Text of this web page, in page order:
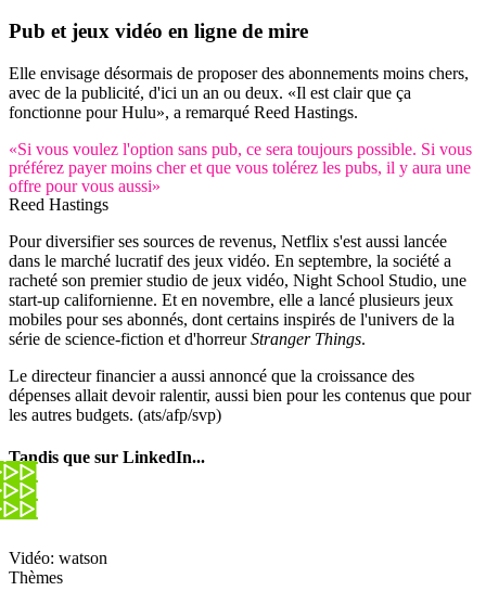
Pub et jeux vidéo en ligne de mire
Elle envisage désormais de proposer des abonnements moins chers,
avec de la publicité, d'ici un an ou deux. «Il est clair que ça
fonctionne pour Hulu», a remarqué Reed Hastings.
«Si vous voulez l'option sans pub, ce sera toujours possible. Si vous
préférez payer moins cher et que vous tolérez les pubs, il y aura une
offre pour vous aussi»
Reed Hastings
Pour diversifier ses sources de revenus, Netflix s'est aussi lancée
dans le marché lucratif des jeux vidéo. En septembre, la société a
racheté son premier studio de jeux vidéo, Night School Studio, une
start-up californienne. Et en novembre, elle a lancé plusieurs jeux
mobiles pour ses abonnés, dont certains inspirés de l'univers de la
série de science-fiction et d'horreurStranger Things.
Le directeur financier a aussi annoncé que la croissance des
dépenses allait devoir ralentir, aussi bien pour les contenus que pour
les autres budgets. (ats/afp/svp)
Tandis que sur LinkedIn...
Vidéo: watson
Thèmes